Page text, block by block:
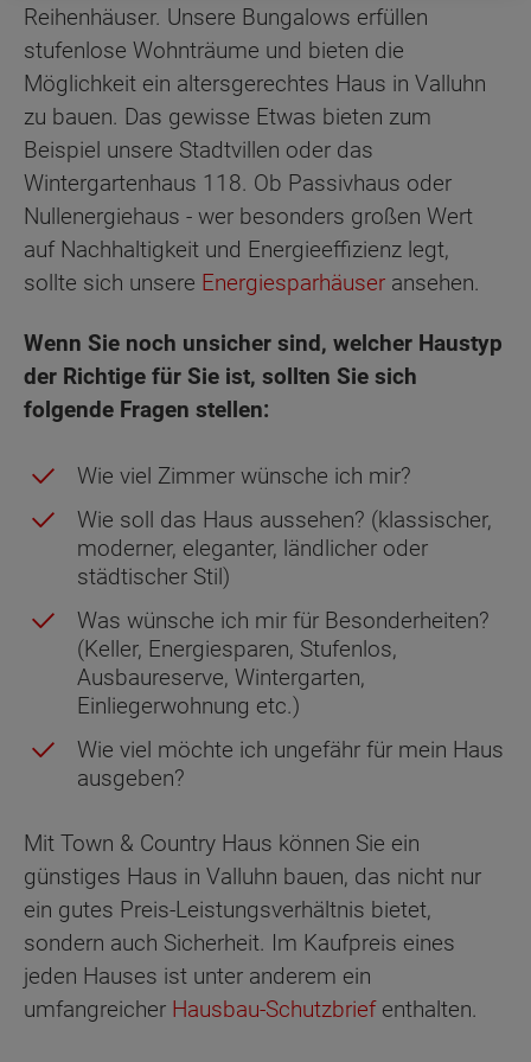
Reihenhäuser. Unsere Bungalows erfüllen
stufenlose Wohnträume und bieten die
Möglichkeit ein altersgerechtes Haus in Valluhn
zu bauen. Das gewisse Etwas bieten zum
Beispiel unsere Stadtvillen oder das
Wintergartenhaus 118. Ob Passivhaus oder
Nullenergiehaus - wer besonders großen Wert
auf Nachhaltigkeit und Energieeffizienz legt,
sollte sich unsere Energiesparhäuser ansehen.
Wenn Sie noch unsicher sind, welcher Haustyp
der Richtige für Sie ist, sollten Sie sich
folgende Fragen stellen:
Wie viel Zimmer wünsche ich mir?
Wie soll das Haus aussehen? (klassischer,
moderner, eleganter, ländlicher oder
städtischer Stil)
Was wünsche ich mir für Besonderheiten?
(Keller, Energiesparen, Stufenlos,
Ausbaureserve, Wintergarten,
Einliegerwohnung etc.)
Wie viel möchte ich ungefähr für mein Haus
ausgeben?
Mit Town & Country Haus können Sie ein
günstiges Haus in Valluhn bauen, das nicht nur
ein gutes Preis-Leistungsverhältnis bietet,
sondern auch Sicherheit. Im Kaufpreis eines
jeden Hauses ist unter anderem ein
umfangreicher Hausbau-Schutzbriefenthalten.